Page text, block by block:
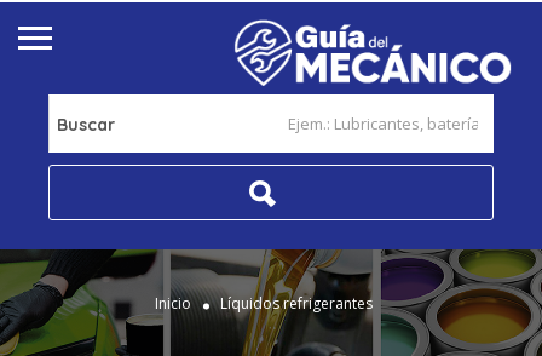
Buscar
Inicio Líquidos refrigerantes